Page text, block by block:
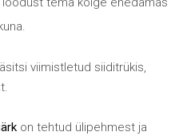
viimistletud siiditrükis,
on tehtud ülipehmest ja